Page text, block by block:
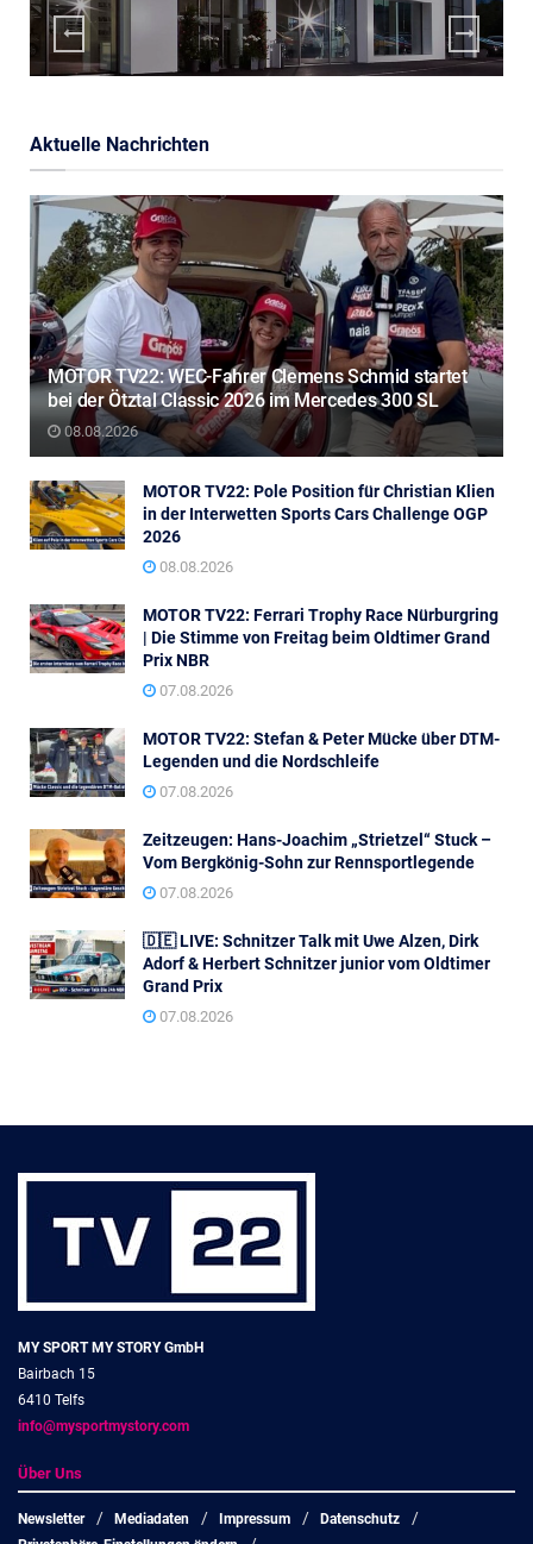
Aktuelle Nachrichten
MOTOR TV22: WEC-Fahrer Clemens Schmid startet
bei der Ötztal Classic 2026 im Mercedes 300 SL
08.08.2026
MOTOR TV22: Pole Position für Christian Klien
in der Interwetten Sports Cars Challenge OGP
2026
08.08.2026
MOTOR TV22: Ferrari Trophy Race Nürburgring
| Die Stimme von Freitag beim Oldtimer Grand
Prix NBR
07.08.2026
MOTOR TV22: Stefan & Peter Mücke über DTM-
Legenden und die Nordschleife
07.08.2026
Zeitzeugen: Hans-Joachim „Strietzel“ Stuck –
Vom Bergkönig-Sohn zur Rennsportlegende
07.08.2026
🇩🇪 LIVE: Schnitzer Talk mit Uwe Alzen, Dirk
Adorf & Herbert Schnitzer junior vom Oldtimer
Grand Prix
07.08.2026
MY SPORT MY STORY GmbH
Bairbach 15
6410 Telfs
info@mysportmystory.com
Über Uns
Newsletter Mediadaten Impressum
Datenschutz